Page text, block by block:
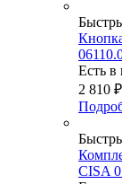
Есть в
2 810 ₽
CISA